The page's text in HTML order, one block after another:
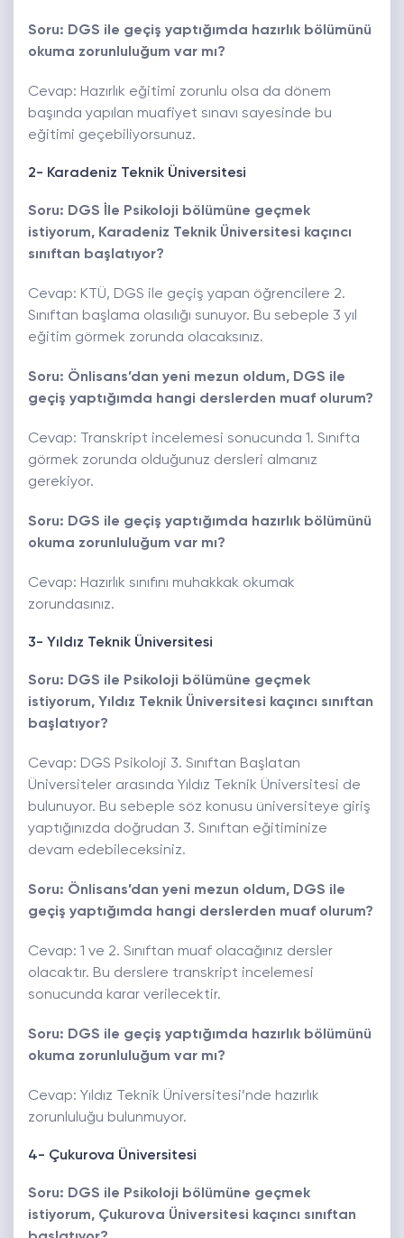
Soru: DGS ile geçiş yaptığımda hazırlık bölümünü
okuma zorunluluğum var mı?
Cevap: Hazırlık eğitimi zorunlu olsa da dönem
başında yapılan muafiyet sınavı sayesinde bu
eğitimi geçebiliyorsunuz.
2- Karadeniz Teknik Üniversitesi
Soru: DGS İle Psikoloji bölümüne geçmek
istiyorum, Karadeniz Teknik Üniversitesi kaçıncı
sınıftan başlatıyor?
Cevap: KTÜ, DGS ile geçiş yapan öğrencilere 2.
Sınıftan başlama olasılığı sunuyor. Bu sebeple 3 yıl
eğitim görmek zorunda olacaksınız.
Soru: Önlisans’dan yeni mezun oldum, DGS ile
geçiş yaptığımda hangi derslerden muaf olurum?
Cevap: Transkript incelemesi sonucunda 1. Sınıfta
görmek zorunda olduğunuz dersleri almanız
gerekiyor.
Soru: DGS ile geçiş yaptığımda hazırlık bölümünü
okuma zorunluluğum var mı?
Cevap: Hazırlık sınıfını muhakkak okumak
zorundasınız.
3- Yıldız Teknik Üniversitesi
Soru: DGS ile Psikoloji bölümüne geçmek
istiyorum, Yıldız Teknik Üniversitesi kaçıncı sınıftan
başlatıyor?
Cevap: DGS Psikoloji 3. Sınıftan Başlatan
Üniversiteler arasında Yıldız Teknik Üniversitesi de
bulunuyor. Bu sebeple söz konusu üniversiteye giriş
yaptığınızda doğrudan 3. Sınıftan eğitiminize
devam edebileceksiniz.
Soru: Önlisans’dan yeni mezun oldum, DGS ile
geçiş yaptığımda hangi derslerden muaf olurum?
Cevap: 1 ve 2. Sınıftan muaf olacağınız dersler
olacaktır. Bu derslere transkript incelemesi
sonucunda karar verilecektir.
Soru: DGS ile geçiş yaptığımda hazırlık bölümünü
okuma zorunluluğum var mı?
Cevap: Yıldız Teknik Üniversitesi’nde hazırlık
zorunluluğu bulunmuyor.
4- Çukurova Üniversitesi
Soru: DGS ile Psikoloji bölümüne geçmek
istiyorum, Çukurova Üniversitesi kaçıncı sınıftan